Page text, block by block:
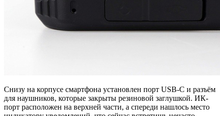
Снизу на корпусе смартфона установлен порт USB-C и разъём
для наушников, которые закрыты резиновой заглушкой. ИК-
порт расположен на верхней части, а спереди нашлось место